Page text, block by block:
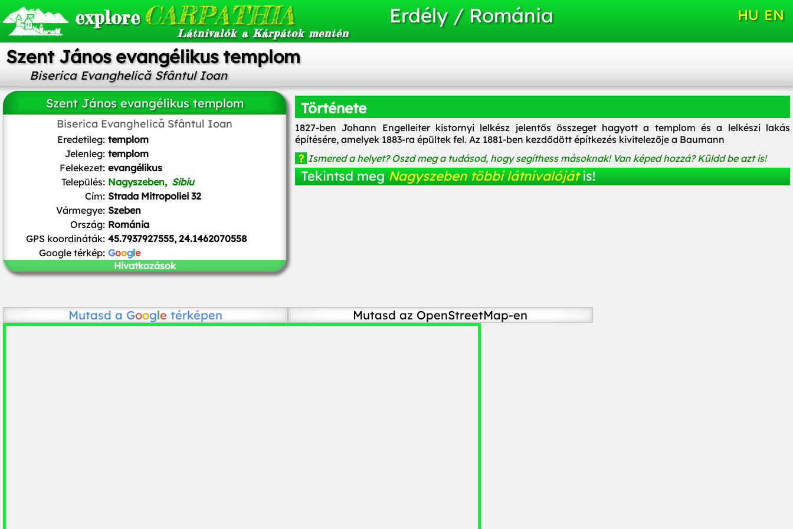
exploreCARPATHIA
Látnivalók a Kárpátok mentén
Erdély / Románia HU EN
Szent János evangélikus templom
Biserica Evanghelică Sfântul Ioan
Szent János evangélikus templom
Biserica Evanghelică Sfântul Ioan
Cezar Suceveanu,CC BY-SA 3.0, via Wikimedia Commons
Eredetileg: templom
Jelenleg: templom
Felekezet: evangélikus
Település: Nagyszeben, Sibiu
Cím: Strada Mitropoliei 32
Vármegye: Szeben
Ország: Románia
GPS koordináták: 45.7937927555, 24.1462070558
Google térkép: Google
Hivatkozások
Története
1827-ben Johann Engelleiter kistornyi lelkész jelentős összeget hagyott a templom és a lelkészi lakás
építésére, amelyek 1883-ra épültek fel. Az 1881-ben kezdődött építkezés kivitelezője a Baumann
? Ismered a helyet? Oszd meg a tudásod, hogy segíthess másoknak! Van képed hozzá? Küldd be azt is!
Tekintsd meg Nagyszeben többi látnivalóját is!
Mutasd a Google térképen Mutasd az OpenStreetMap-en